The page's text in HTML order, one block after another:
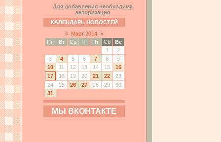
Для добавления необходима
авторизация
КАЛЕНДАРЬ НОВОСТЕЙ
« Март 2014 »
Пн
Вт Ср Чт Пт Сб
Вс
1
2
3
4 5 6 7 8
9
10
11 12 13 14 15
16
17
18 19 20 21 22
23
24
25 26 27 28 29
30
31
МЫ ВКОНТАКТЕ